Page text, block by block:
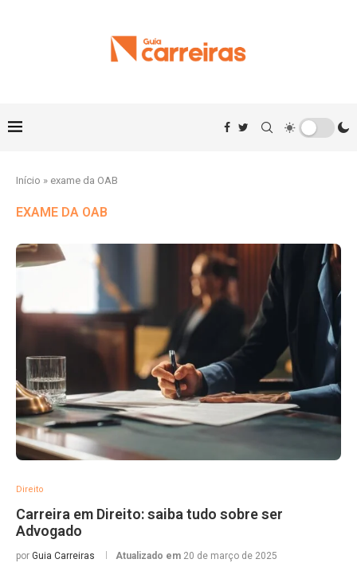
Início » exame da OAB
EXAME DA OAB
Direito
Carreira em Direito: saiba tudo sobre ser
Advogado
por Guia Carreiras Atualizado em 20 de março de 2025